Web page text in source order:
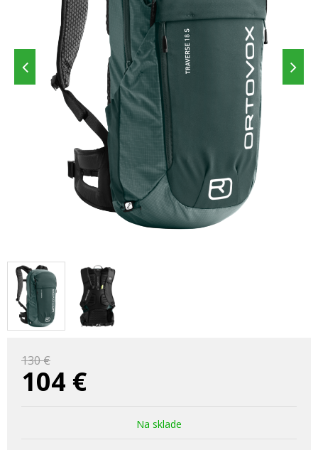
130 €
104 €
Na sklade